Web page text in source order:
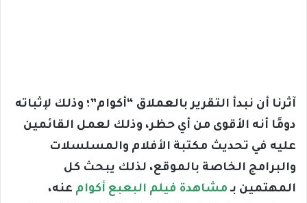
آثرنا أن نبدأ التقرير بالعملاق “أكوام”؛ وذلك لإثباته
دومًا أنه الأقوى من أي حظر، وذلك لعمل القائمين
عليه في تحديث مكتبة الأفلام والمسلسلات
والبرامج الخاصة بالموقع، لذلك يبحث كل
المهتمين بـ مشاهدة فيلم البعبع أكوام عنه،